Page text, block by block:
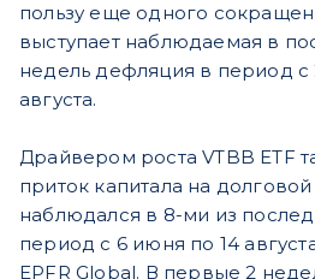
пользу еще одного
выступает наблюдаемая в
недель дефляция в период с
августа.
Драйвером роста VTBB ETF
приток капитала на
наблюдался в 8-ми из
период с 6 июня по 14
EPFR Global. В первые 2